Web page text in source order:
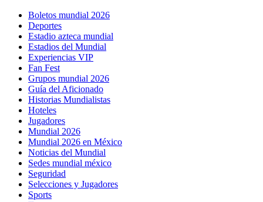
Boletos mundial 2026
Deportes
Estadio azteca mundial
Estadios del Mundial
Experiencias VIP
Fan Fest
Grupos mundial 2026
Guía del Aficionado
Historias Mundialistas
Hoteles
Jugadores
Mundial 2026
Mundial 2026 en México
Noticias del Mundial
Sedes mundial méxico
Seguridad
Selecciones y Jugadores
Sports